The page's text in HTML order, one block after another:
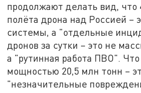
продолжают делать вид, что
полёта дрона над Россией –
системы, а "отдельные
дронов за сутки – это не
а "рутинная работа ПВО".
мощностью 20,5 млн тонн –
"незначительные